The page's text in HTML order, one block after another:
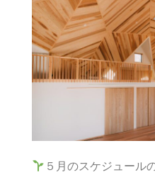
５月のスケジュール